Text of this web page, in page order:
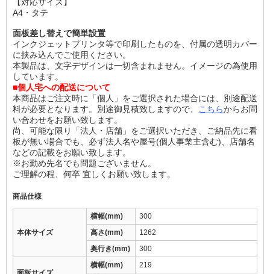
A4・タテ
面板差し替えで簡単設置
インクジェットプリンタ等で印刷したものを、付属の透明カバー
に挟み込んでご使用ください。
本製品は、文字デザインは一切含まれません。イメージの為使用
しています。
■個人宅への配送について
本商品はご注文時に「個人」をご選択された場合には、別途配送
料が必要となります。別途御見積致しますので、
こちらからお問
い合わせをお願い致します。
尚、可能な限り「法人・店舗」をご選択いただき、ご納品先に看
板が無い場合でも、必ず法人名や屋号(個人事業主含む)、店舗名
などの記載をお願い致します。
※お勤め先名でも問題ございません。
ご理解の程、何卒 宜しくお願い致します。
商品仕様
本体サイズ
横幅(mm)
300
高さ(mm)
1262
奥行き(mm)
300
横幅(mm)
219